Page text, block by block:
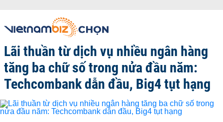
Lãi thuần từ dịch vụ nhiều ngân hàng
tăng ba chữ số trong nửa đầu năm:
Techcombank dẫn đầu, Big4 tụt hạng